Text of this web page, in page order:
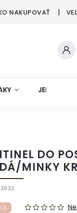
NAKUPOVAŤ
JEDÁLEŇ
DO
MINKY